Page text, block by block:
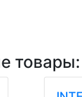
товары: